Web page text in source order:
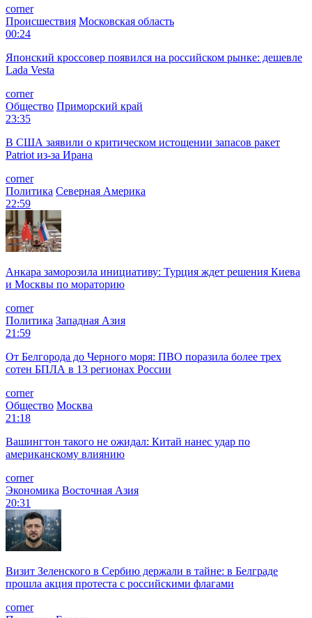
corner
Происшествия Московская область
00:24
Японский кроссовер появился на российском рынке: дешевле
Lada Vesta
corner
Общество Приморский край
23:35
В США заявили о критическом истощении запасов ракет
Patriot из-за Ирана
corner
Политика Северная Америка
22:59
Анкара заморозила инициативу: Турция ждет решения Киева
и Москвы по мораторию
corner
Политика Западная Азия
21:59
От Белгорода до Черного моря: ПВО поразила более трех
сотен БПЛА в 13 регионах России
corner
Общество Москва
21:18
Вашингтон такого не ожидал: Китай нанес удар по
американскому влиянию
corner
Экономика Восточная Азия
20:31
Визит Зеленского в Сербию держали в тайне: в Белграде
прошла акция протеста с российскими флагами
corner